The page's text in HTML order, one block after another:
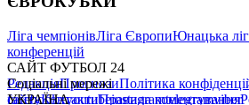
Ліга чемпіонівЛіга ЄвропиЮнацька
конференцій
САЙТ ФУТБОЛ 24
РедакціяПрогнозиПолітика
сайтуКонтактиПравила коментування
Соціальні мережі
facebookxyoutubeinstagramtelegramviber
УКРАЇНА